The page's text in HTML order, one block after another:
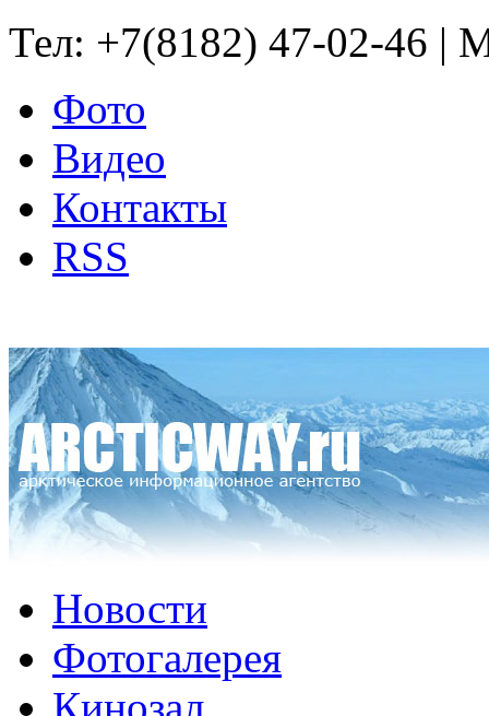
Тел: +7(8182) 47-02-46 |
Фото
Видео
Контакты
RSS
Новости
Фотогалерея